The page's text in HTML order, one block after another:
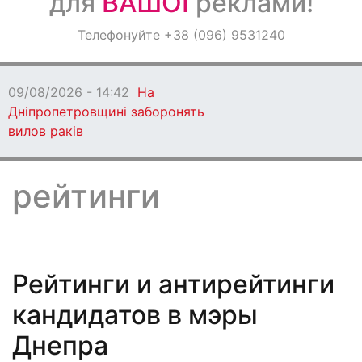
ОголошенняТелефонуйте +38 (096) 9531240
09/08/2026 - 13:06
Кам'янське втратило
рейтинги
Рейтинги и антирейтинги
кандидатов в мэры
Днепра